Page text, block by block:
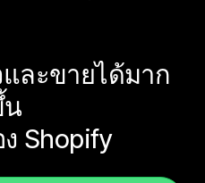
และขายได้มาก
Shopify